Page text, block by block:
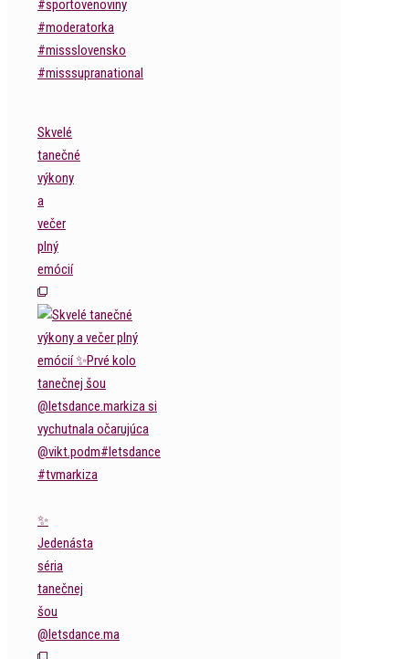
Skvelé
tanečné
výkony
a
večer
plný
emócií
✨
Jedenásta
séria
tanečnej
šou
@letsdance.ma